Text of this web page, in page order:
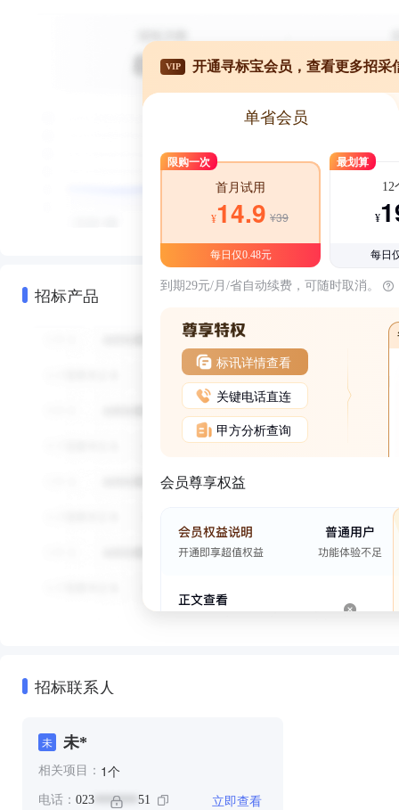
招标产品
VIP 开通寻标宝会员，查看更多招采
单省会员
限购一次
首月试用
¥14.9 ¥39
每日仅0.48元
最划算
12
¥
每日
到期29元/月/省自动续费，可随时取消。
标讯详情查看
关键电话直连
甲方分析查询
会员尊享权益
招标联系人
未 未*
相关项目： 1个
电话： 023 ******* 51 立即查看